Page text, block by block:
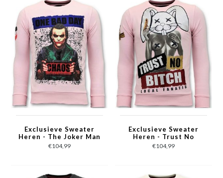
Exclusieve Sweater
Heren - The Joker Man
- Roze
€104,99
Exclusieve Sweater
Heren - Trust No
Bitch - Roze
€104,99